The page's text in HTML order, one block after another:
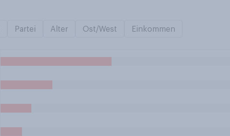
Partei Alter Ost/West Einkommen